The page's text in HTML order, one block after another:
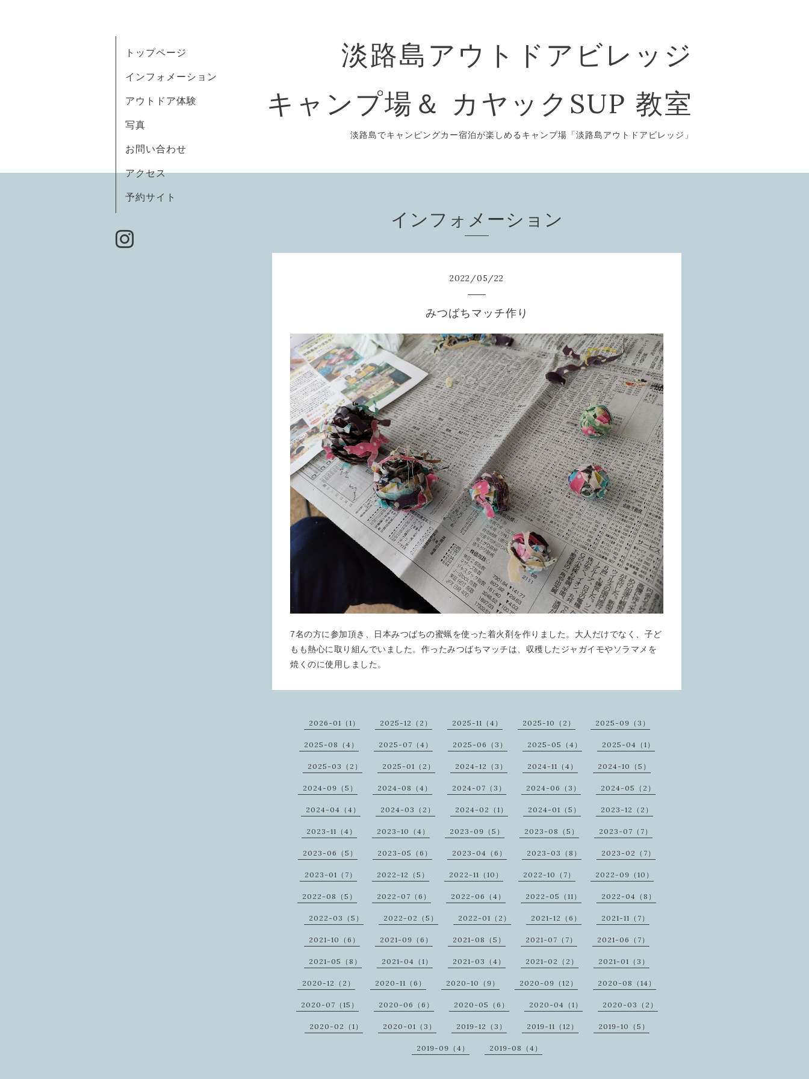
淡路島アウトドアビレッジ
キャンプ場＆ カヤックSUP 教室
淡路島でキャンピングカー宿泊が楽しめるキャンプ場「淡路島アウトドアビレッジ」
トップページ
インフォメーション
アウトドア体験
写真
お問い合わせ
アクセス
予約サイト
インフォメーション
2022/05/22
みつばちマッチ作り
7名の方に参加頂き、日本みつばちの蜜蝋を使った着火剤を作りました。大人だけでなく、子ど
もも熱心に取り組んでいました。作ったみつばちマッチは、収穫したジャガイモやソラマメを
焼くのに使用しました。
2026-01（1） 2025-12（2） 2025-11（4） 2025-10（2） 2025-09（3）
2025-08（4） 2025-07（4） 2025-06（3） 2025-05（4） 2025-04（1）
2025-03（2） 2025-01（2） 2024-12（3） 2024-11（4） 2024-10（5）
2024-09（5） 2024-08（4） 2024-07（3） 2024-06（3） 2024-05（2）
2024-04（4） 2024-03（2） 2024-02（1） 2024-01（5） 2023-12（2）
2023-11（4） 2023-10（4） 2023-09（5） 2023-08（5） 2023-07（7）
2023-06（5） 2023-05（6） 2023-04（6） 2023-03（8） 2023-02（7）
2023-01（7） 2022-12（5） 2022-11（10） 2022-10（7） 2022-09（10）
2022-08（5） 2022-07（6） 2022-06（4） 2022-05（11） 2022-04（8）
2022-03（5） 2022-02（5） 2022-01（2） 2021-12（6） 2021-11（7）
2021-10（6） 2021-09（6） 2021-08（5） 2021-07（7） 2021-06（7）
2021-05（8） 2021-04（1） 2021-03（4） 2021-02（2） 2021-01（3）
2020-12（2） 2020-11（6） 2020-10（9） 2020-09（12） 2020-08（14）
2020-07（15） 2020-06（6） 2020-05（6） 2020-04（1） 2020-03（2）
2020-02（1） 2020-01（3） 2019-12（3） 2019-11（12） 2019-10（5）
2019-09（4） 2019-08（4）